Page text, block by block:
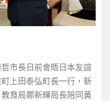
市長日前會晤日本友誼
上田泰弘町長一行，新
育局鄭新輝局長陪同黃